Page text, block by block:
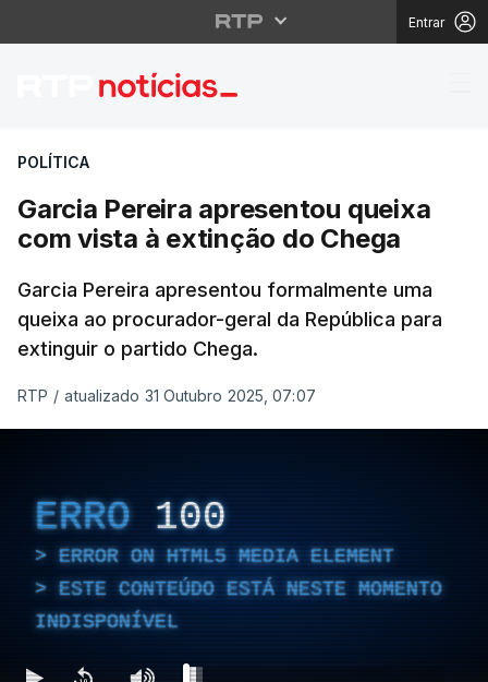
Entrar
Garcia Pereira
POLÍTICA
Garcia Pereira apresentou queixa
com vista à extinção do Chega
Garcia Pereira apresentou formalmente uma
queixa ao procurador-geral da República para
extinguir o partido Chega.
RTP / atualizado 31 Outubro 2025, 07:07
ERRO 100
ERROR ON HTML5 MEDIA ELEMENT
ESTE CONTEÚDO ESTÁ NESTE MOMENTO
INDISPONÍVEL